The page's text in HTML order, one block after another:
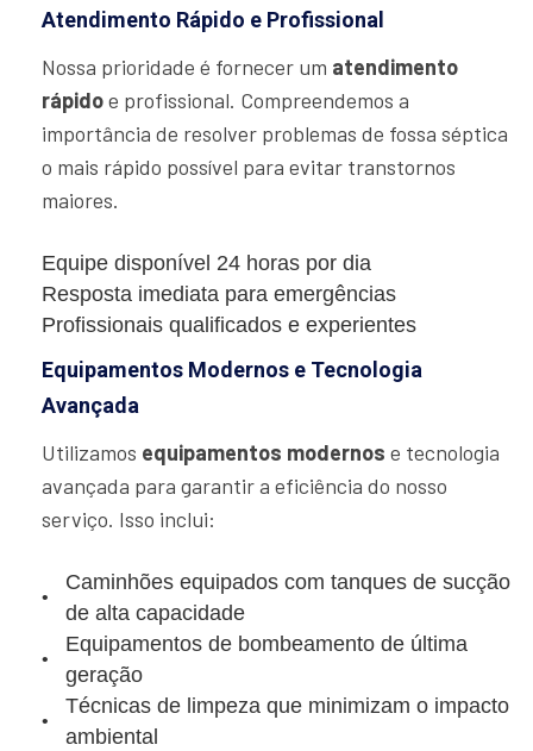
Atendimento Rápido e Profissional
Nossa prioridade é fornecer um atendimento
rápidoe profissional. Compreendemos a
importância de resolver problemas de fossa séptica
o mais rápido possível para evitar transtornos
maiores.
Equipe disponível 24 horas por dia
Resposta imediata para emergências
Profissionais qualificados e experientes
Equipamentos Modernos e Tecnologia
Avançada
Utilizamos equipamentos modernos e tecnologia
avançada para garantir a eficiência do nosso
serviço. Isso inclui:
Caminhões equipados com tanques de sucção
de alta capacidade
Equipamentos de bombeamento de última
geração
Técnicas de limpeza que minimizam o impacto
ambiental